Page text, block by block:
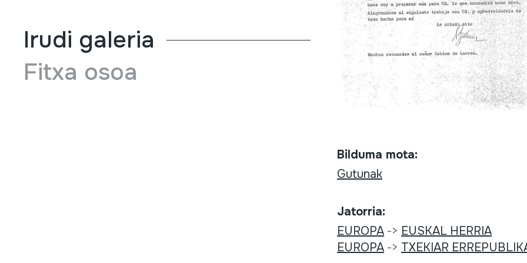
Irudi galeria
Fitxa osoa
Bilduma mota:
Gutunak
Jatorria:
EUROPA-> EUSKAL HERRIA
EUROPA-> TXEKIAR